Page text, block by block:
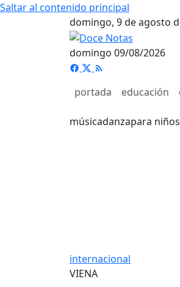
Saltar al contenido principal
domingo, 9 de agosto
domingo 09/08/2026
portada educación
músicadanzapara niños
internacional
VIENA